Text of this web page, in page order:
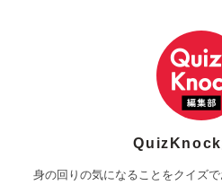
QuizKnock
身の回りの気になることをクイズで